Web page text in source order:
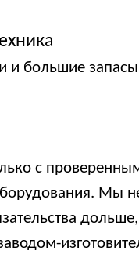
и большие
с
Мы